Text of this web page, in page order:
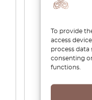
To provide
access
process data
consenting
functions.
d’information
Support
cadre
65509137034
88 311 343
102,00